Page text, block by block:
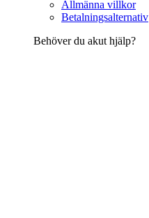
Allmänna villkor
Betalningsalternativ
Behöver du akut hjälp?